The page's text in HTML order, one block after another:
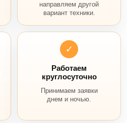
направляем другой
вариант техники.
✓
Работаем
круглосуточно
Принимаем заявки
днем и ночью.